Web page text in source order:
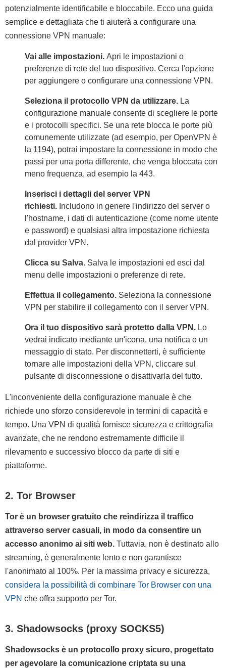
potenzialmente identificabile e bloccabile. Ecco una guida
semplice e dettagliata che ti aiuterà a configurare una
connessione VPN manuale:
Vai alle impostazioni. Apri le impostazioni o
preferenze di rete del tuo dispositivo. Cerca l'opzione
per aggiungere o configurare una connessione VPN.
Seleziona il protocollo VPN da utilizzare. La
configurazione manuale consente di scegliere le porte
e i protocolli specifici. Se una rete blocca le porte più
comunemente utilizzate (ad esempio, per OpenVPN è
la 1194), potrai impostare la connessione in modo che
passi per una porta differente, che venga bloccata con
meno frequenza, ad esempio la 443.
Inserisci i dettagli del server VPN
richiesti. Includono in genere l'indirizzo del server o
l'hostname, i dati di autenticazione (come nome utente
e password) e qualsiasi altra impostazione richiesta
dal provider VPN.
Clicca su Salva. Salva le impostazioni ed esci dal
menu delle impostazioni o preferenze di rete.
Effettua il collegamento. Seleziona la connessione
VPN per stabilire il collegamento con il server VPN.
Ora il tuo dispositivo sarà protetto dalla VPN. Lo
vedrai indicato mediante un'icona, una notifica o un
messaggio di stato. Per disconnetterti, è sufficiente
tornare alle impostazioni della VPN, cliccare sul
pulsante di disconnessione o disattivarla del tutto.
L'inconveniente della configurazione manuale è che
richiede uno sforzo considerevole in termini di capacità e
tempo. Una VPN di qualità fornisce sicurezza e crittografia
avanzate, che ne rendono estremamente difficile il
rilevamento e successivo blocco da parte di siti e
piattaforme.
2. Tor Browser
Tor è un browser gratuito che reindirizza il traffico
attraverso server casuali, in modo da consentire un
accesso anonimo ai siti web. Tuttavia, non è destinato allo
streaming, è generalmente lento e non garantisce
l'anonimato al 100%. Per la massima privacy e sicurezza,
considera la possibilità di combinare Tor Browser con una
VPN che offra supporto per Tor.
3. Shadowsocks (proxy SOCKS5)
Shadowsocks è un protocollo proxy sicuro, progettato
per agevolare la comunicazione criptata su una